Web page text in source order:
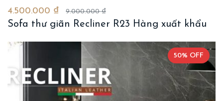
4.500.000 ₫ 9.000.000 ₫
Sofa thư giãn Recliner R23 Hàng xuất khẩu
50% OFF